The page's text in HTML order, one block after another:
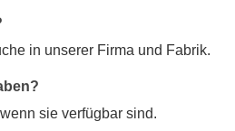
in unserer Firma und Fabrik.
sie verfügbar sind.